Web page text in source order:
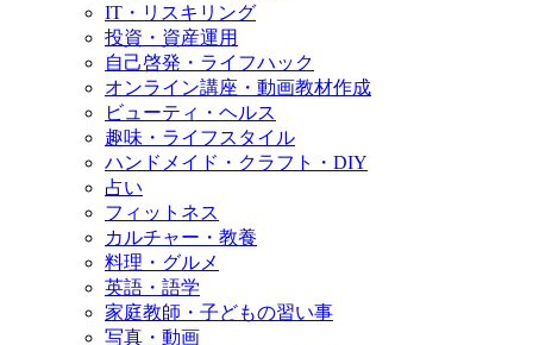
IT・リスキリング
投資・資産運用
自己啓発・ライフハック
オンライン講座・動画教材作成
ビューティ・ヘルス
趣味・ライフスタイル
ハンドメイド・クラフト・DIY
占い
フィットネス
カルチャー・教養
料理・グルメ
英語・語学
家庭教師・子どもの習い事
写真・動画